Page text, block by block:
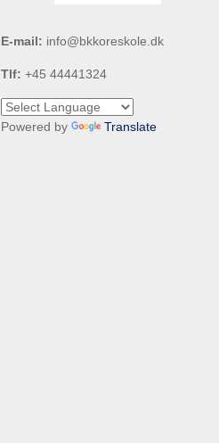
E-mail: info@bkkoreskole.dk
Tlf: +45 44441324
Powered by Translate